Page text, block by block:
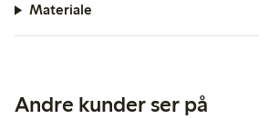
Materiale
Andre kunder ser på